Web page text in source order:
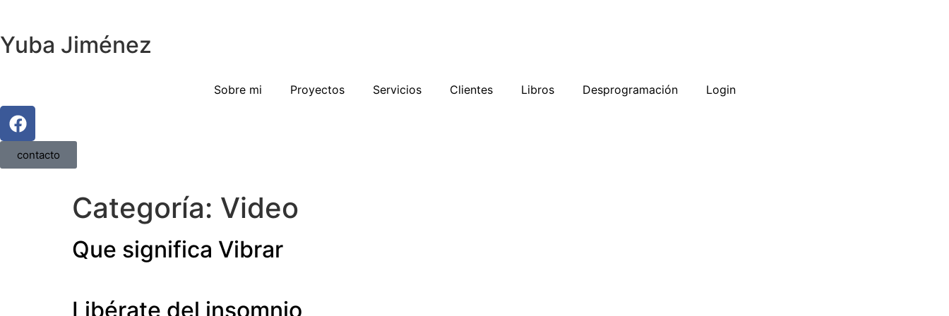
Yuba Jiménez
Sobre mi Proyectos Servicios Clientes Libros Desprogramación Login
contacto
Categoría: Video
Que significa Vibrar
Libérate del insomnio